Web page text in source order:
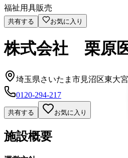
福祉用具販売
共有する お気に入り
株式会社 栗原
埼玉県さいたま市見沼区東大宮
0120-294-217
共有する お気に入り
施設概要